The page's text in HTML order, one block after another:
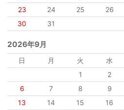
23
24 25 26
30
31
2026年9月
日 月 火 水
1
2
6
7 8 9
13
14 15 16